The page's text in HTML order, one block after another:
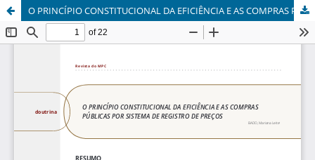
O PRINCÍPIO CONSTITUCIONAL DA EFICIÊNCIA E AS COMPRAS PÚBLICAS POR SISTEMA DE REGISTRO DE PREÇOS